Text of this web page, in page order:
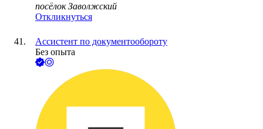
посёлок Заволжский
Откликнуться
Ассистент по документообороту
Без опыта